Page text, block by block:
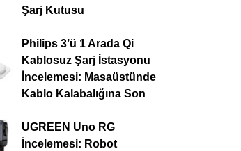
Şarj Kutusu
Philips 3’ü 1 Arada Qi
Kablosuz Şarj İstasyonu
İncelemesi: Masaüstünde
Kablo Kalabalığına Son
UGREEN Uno RG
İncelemesi: Robot